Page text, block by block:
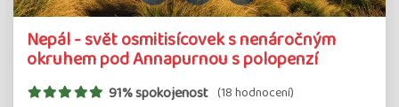
Nepál - svět osmitisícovek s nenáročným
okruhem pod Annapurnou s polopenzí
91% spokojenost (18 hodnocení)